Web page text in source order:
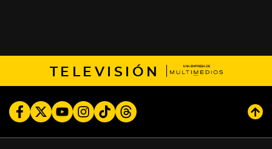
TELEVISIÓN
FacebookTwitterYoutubeInstagram
TikTokThreads